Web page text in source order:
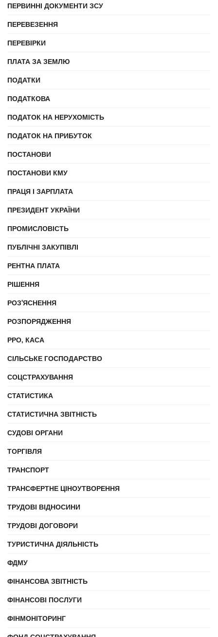
ПЕРВИННІ ДОКУМЕНТИ ЗСУ
ПЕРЕВЕЗЕННЯ
ПЕРЕВІРКИ
ПЛАТА ЗА ЗЕМЛЮ
ПОДАТКИ
ПОДАТКОВА
ПОДАТОК НА НЕРУХОМІСТЬ
ПОДАТОК НА ПРИБУТОК
ПОСТАНОВИ
ПОСТАНОВИ КМУ
ПРАЦЯ І ЗАРПЛАТА
ПРЕЗИДЕНТ УКРАЇНИ
ПРОМИСЛОВІСТЬ
ПУБЛІЧНІ ЗАКУПІВЛІ
РЕНТНА ПЛАТА
РІШЕННЯ
РОЗ'ЯСНЕННЯ
РОЗПОРЯДЖЕННЯ
РРО, КАСА
СІЛЬСЬКЕ ГОСПОДАРСТВО
СОЦСТРАХУВАННЯ
СТАТИСТИКА
СТАТИСТИЧНА ЗВІТНІСТЬ
СУДОВІ ОРГАНИ
ТОРГІВЛЯ
ТРАНСПОРТ
ТРАНСФЕРТНЕ ЦІНОУТВОРЕННЯ
ТРУДОВІ ВІДНОСИНИ
ТРУДОВІ ДОГОВОРИ
ТУРИСТИЧНА ДІЯЛЬНІСТЬ
ФДМУ
ФІНАНСОВА ЗВІТНІСТЬ
ФІНАНСОВІ ПОСЛУГИ
ФІНМОНІТОРИНГ